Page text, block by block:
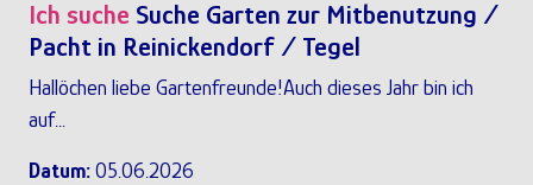
Ich suche Suche Garten zur Mitbenutzung /
Pacht in Reinickendorf / Tegel
Hallöchen liebe Gartenfreunde!Auch dieses Jahr bin ich
auf...
Datum: 05.06.2026